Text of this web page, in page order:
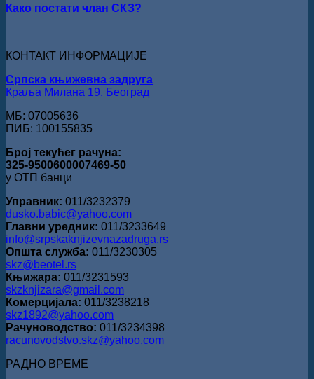
Како постати члан СКЗ?
КОНТАКТ ИНФОРМАЦИЈЕ
Српска књижевна задруга
Краља Милана 19, Београд
МБ: 07005636
ПИБ: 100155835
Број текућег рачуна:
325-9500600007469-50
у ОТП банци
Управник: 011/3232379
dusko.babic@yahoo.com
Главни уредник: 011/3233649
info@srpskaknjizevnazadruga.rs
Општа служба: 011/3230305
skz@beotel.rs
Књижара: 011/3231593
skzknjizara@gmail.com
Комерцијала: 011/3238218
skz1892@yahoo.com
Рачуноводство: 011/3234398
racunovodstvo.skz@yahoo.com
РАДНО ВРЕМЕ